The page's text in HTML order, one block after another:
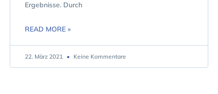
Ergebnisse. Durch
READ MORE »
22. März 2021 Keine Kommentare